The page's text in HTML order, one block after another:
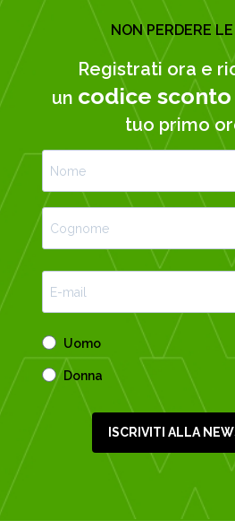
NON PERDERE
Registrati ora e
un codice sconto
tuo primo
Uomo
Donna
ISCRIVITI ALLA